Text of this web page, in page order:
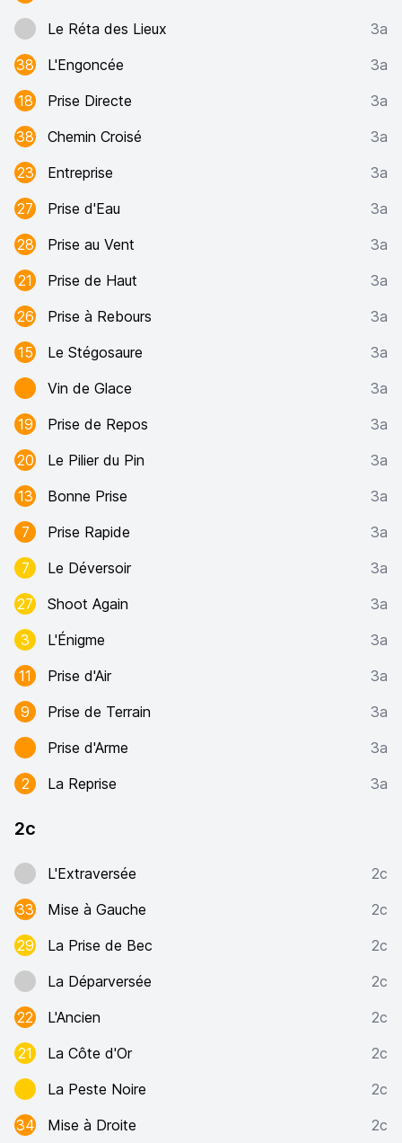
Le Réta des Lieux
3a
38
L'Engoncée
3a
18
Prise Directe
3a
38
Chemin Croisé
3a
23
Entreprise
3a
27
Prise d'Eau
3a
28
Prise au Vent
3a
21
Prise de Haut
3a
26
Prise à Rebours
3a
15
Le Stégosaure
3a
Vin de Glace
3a
19
Prise de Repos
3a
20
Le Pilier du Pin
3a
13
Bonne Prise
3a
7
Prise Rapide
3a
7
Le Déversoir
3a
27
Shoot Again
3a
3
L'Énigme
3a
11
Prise d'Air
3a
9
Prise de Terrain
3a
Prise d'Arme
3a
2
La Reprise 3a
2c
L'Extraversée
2c
33
Mise à Gauche
2c
29
La Prise de Bec
2c
La Déparversée
2c
22
L'Ancien
2c
21
La Côte d'Or
2c
La Peste Noire
2c
34
Mise à Droite 2c